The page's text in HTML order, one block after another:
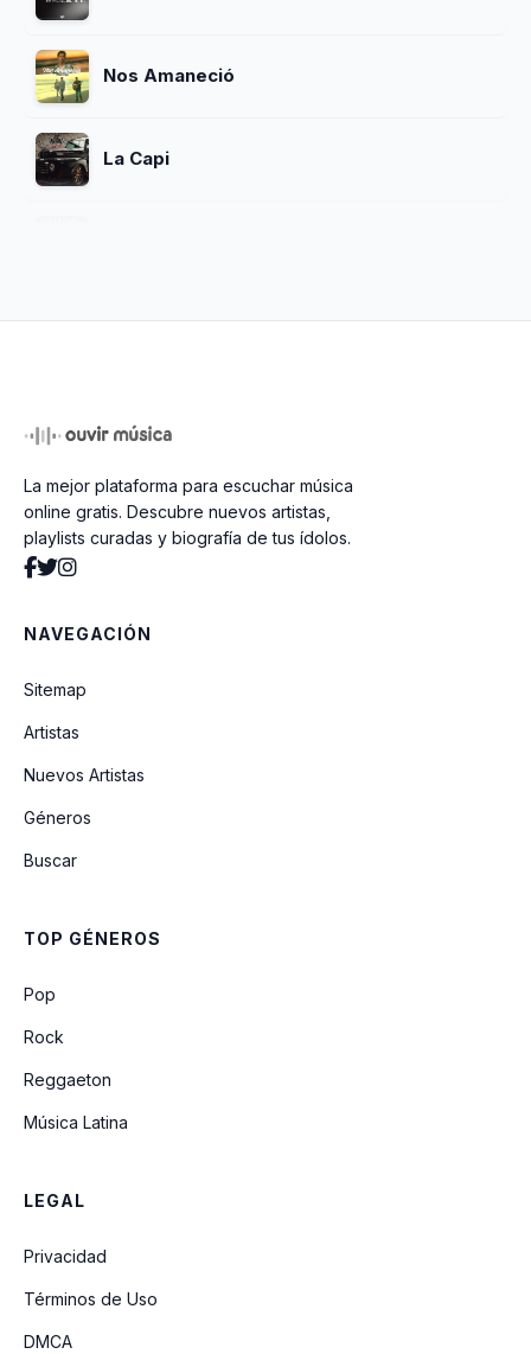
Nos Amaneció
La Capi
Sin Ti
CHINO
La mejor plataforma para escuchar música
online gratis. Descubre nuevos artistas,
playlists curadas y biografía de tus ídolos.
NAVEGACIÓN
Sitemap
Artistas
Nuevos Artistas
Géneros
Buscar
TOP GÉNEROS
Pop
Rock
Reggaeton
Música Latina
LEGAL
Privacidad
Términos de Uso
DMCA